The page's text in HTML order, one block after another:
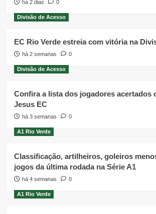
há 2 dias 0
Divisão de Acesso
EC Rio Verde estreia com vitória na
há 2 semanas 0
Divisão de Acesso
Confira a lista dos jogadores acertados
Jesus EC
há 3 semanas 0
A1 Rio Verde
Classificação, artilheiros, goleiros
jogos da última rodada na Série A1
há 4 semanas 0
A1 Rio Verde